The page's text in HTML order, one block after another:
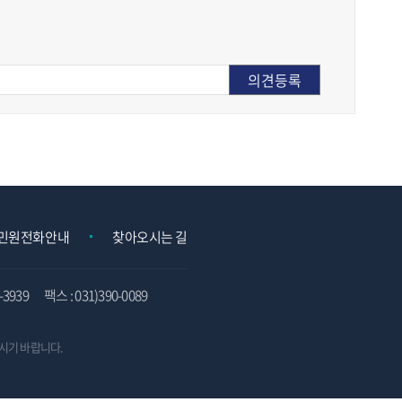
원전화안내 찾아오시는 길
팩스 : 031)390-0089
기 바랍니다.